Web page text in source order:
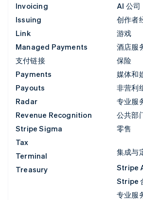
Invoicing
Issuing
Link
Managed Payments
支付链接
Payments
Payouts
Radar
Revenue Recognition
Stripe Sigma
Tax
Terminal
Treasury
AI 公司
创作者
游戏
酒店服
保险
媒体和
非营利
专业服
公共部
零售
集成与
Stripe
Stripe
专业服